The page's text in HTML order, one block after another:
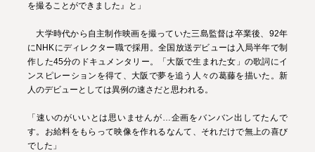
を撮ることができました』と」
大学時代から自主制作映画を撮っていた三島監督は卒業後、92年
にNHKにディレクター職で採用。全国放送デビューは入局半年で制
作した45分のドキュメンタリー。「大阪で生まれた女」の歌詞にイ
ンスピレーションを得て、大阪で夢を追う人々の葛藤を描いた。新
人のデビューとしては異例の速さだと思われる。
「速いのがいいとは思いませんが…企画をバンバン出してたんで
す。お給料をもらって映像を作れるなんて、それだけで無上の喜び
でした」